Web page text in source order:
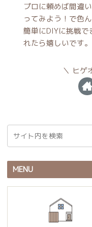
プロに頼めば間違
ってみよう！で色
簡単にDIYに挑戦で
れたら嬉しいです。
ヒゲ
MENU